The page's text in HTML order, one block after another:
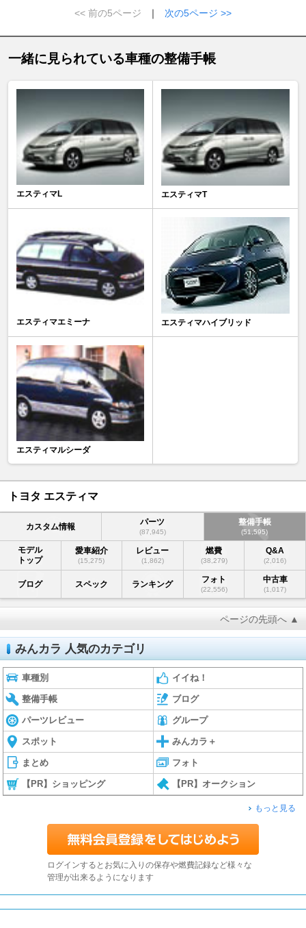
<< 前の5ページ ｜ 次の5ページ >>
一緒に見られている車種の整備手帳
エスティマL エスティマT
エスティマエミーナ エスティマハイブリッド
エスティマルシーダ
トヨタ エスティマ
カスタム情報 パーツ
(87,945)
整備手帳
(51,595)
モデル
トップ
愛車紹介
(15,275)
レビュー
(1,862)
燃費
(38,279)
Q&A
(2,016)
ブログ スペック ランキング フォト
(22,556)
中古車
(1,017)
ページの先頭へ ▲
みんカラ 人気のカテゴリ
車種別 イイね！
整備手帳 ブログ
パーツレビュー グループ
スポット みんカラ＋
まとめ フォト
【PR】ショッピング 【PR】オークション
もっと見る
ログインするとお気に入りの保存や燃費記録など様々な
管理が出来るようになります